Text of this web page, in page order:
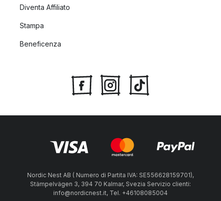
Diventa Affiliato
Stampa
Beneficenza
Nordic Nest AB ( Numero di Partita IVA: SE556628159701),
Stämpelvägen 3, 394 70 Kalmar, Svezia Servizio clienti:
info@nordicnest.it, Tel. +46108085004